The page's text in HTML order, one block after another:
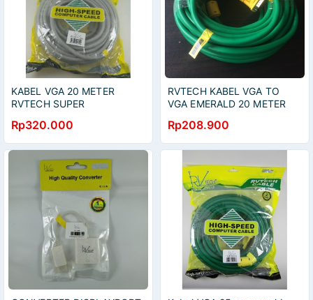
KABEL VGA 20 METER
RVTECH SUPER
Rp320.000
RVTECH KABEL VGA TO
VGA EMERALD 20 METER
Rp208.900